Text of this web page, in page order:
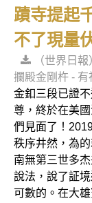
蹟寺提起
不了現量
（世界日
攔殿金剛杵 -
金釦三段已證
尊，終於在美
們見面了！
秩序井然，為
南無第三世多
說法，說了証
可數的。在大